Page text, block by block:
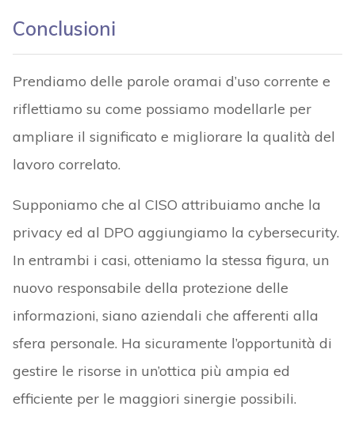
Conclusioni
Prendiamo delle parole oramai d’uso corrente e
riflettiamo su come possiamo modellarle per
ampliare il significato e migliorare la qualità del
lavoro correlato.
Supponiamo che al CISO attribuiamo anche la
privacy ed al DPO aggiungiamo la cybersecurity.
In entrambi i casi, otteniamo la stessa figura, un
nuovo responsabile della protezione delle
informazioni, siano aziendali che afferenti alla
sfera personale. Ha sicuramente l’opportunità di
gestire le risorse in un’ottica più ampia ed
efficiente per le maggiori sinergie possibili.